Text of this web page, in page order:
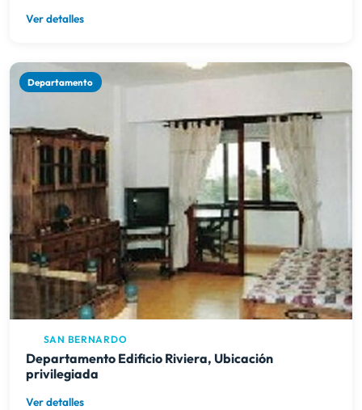
Ver detalles
Departamento
SAN BERNARDO
Departamento Edificio Riviera, Ubicación
privilegiada
Ver detalles